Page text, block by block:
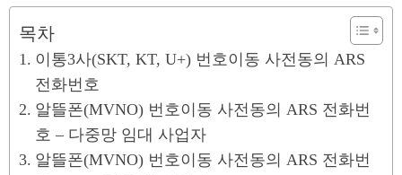
목차
이통3사(SKT, KT, U+) 번호이동 사전동의 ARS
전화번호
알뜰폰(MVNO) 번호이동 사전동의 ARS 전화번
호 – 다중망 임대 사업자
알뜰폰(MVNO) 번호이동 사전동의 ARS 전화번